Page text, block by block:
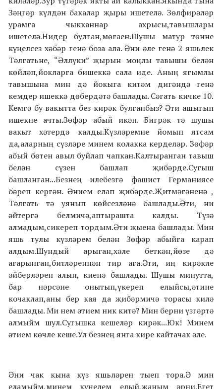
Зәңгәр күлдән бакалар җыры ишетелә. Зөлфирәләр
урамга чыкканнар ахрысы,тавышлары
ишетелә.Нидер булган,мөгаен.Шушы матур төнне
күңелсез хәбәр генә боза ала. Әни әле генә 2 яшьлек
Тәлгатьне, “Әллүки” җырын моңлы тавышы белән
көйләп,йокларга бишеккә сала иде. Аның ягымлы
тавышына мин дә йокыга китәм дигәндә генә
кемдер ишеккә дөбердәтә башлады. Сәгать кичке 10.
Кемгә бу вакытта без кирәк булганбыз? Әти ашыгып
ишекне ачты.Зөфәр абый икән. Бигрәк тә шушы
вакыт хәтердә калды.Күзләремне йомып ятсам
да,аларның сүзләре минем колакка керделәр. Зөфәр
абый бөтен авыл буйлап чапкан.Калтыранган тавыш
белән сүзен башлап җибәрде.Сугыш
башланган...Безнең илебезгә фашист Германиясе
бәреп кергән. Әнием елап җибәрде.Җитмәгәненә ,
Тәлгать тә уянып көйсезләнә башлады.Әти, ни
әйтергә белмичә,аптырашта калды. Түзә
алмадым,сикереп тордым.Әти җыена башлады. Мин
яшь тулы күзләрем белән Зөфәр абыйга карап
алдым.Шундый арыган,хәле беткән,йөзе дә
агарынган,битләреннән тир ага.Әти, иң кирәкле
әйберләрен алып, киенә башлады. Шушы минутта,
бар нәрсәне онытып,үкереп елыйсы,әтине
кочаклап,аны бер кая да җибәрмичә торасы килә
башлады. Ми нем әтием ник китә? Мин берни үзгәртә
алмыйм шул.Сугышка кешеләр кирәк...Юк! Минем
әтием көчле кеше.Ул безнең янга кире кайтачак әле.
Әни чак кына күз яшьләрен тыеп тора.Ә мин
еламыйм,минем күңелем елый,җаным әрни.Егет